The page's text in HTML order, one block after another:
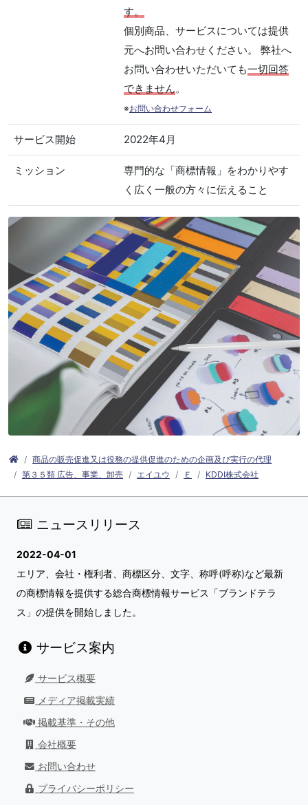
す。
個別商品、サービスについては提供
元へお問い合わせください。 弊社へ
お問い合わせいただいても一切回答
できません。
※お問い合わせフォーム
サービス開始 2022年4月
ミッション
専門的な「商標情報」をわかりやす
く広く一般の方々に伝えること
商品の販売促進又は役務の提供促進のための企画及び実行の代理
第３５類 広告、事業、卸売
エイユウ Ｅ KDDI株式会社
ニュースリリース
2022-04-01
エリア、会社・権利者、商標区分、文字、称呼(呼称)など最新
の商標情報を提供する総合商標情報サービス「ブランドテラ
ス」の提供を開始しました。
サービス案内
サービス概要
メディア掲載実績
掲載基準・その他
会社概要
お問い合わせ
プライバシーポリシー